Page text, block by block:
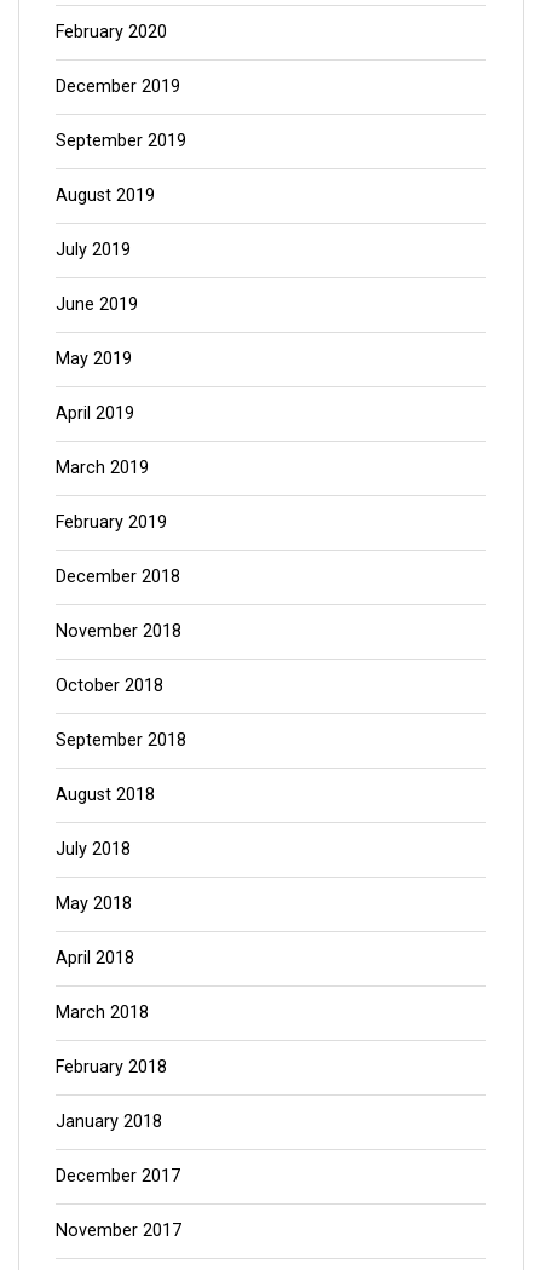
February 2020
December 2019
September 2019
August 2019
July 2019
June 2019
May 2019
April 2019
March 2019
February 2019
December 2018
November 2018
October 2018
September 2018
August 2018
July 2018
May 2018
April 2018
March 2018
February 2018
January 2018
December 2017
November 2017